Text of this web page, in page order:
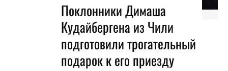
Поклонники Димаша
Кудайбергена из Чили
подготовили трогательный
подарок к его приезду